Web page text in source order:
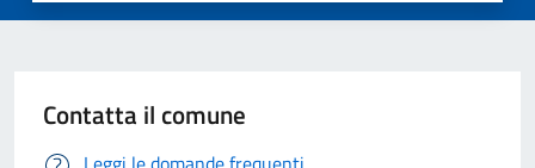
Contatta il comune